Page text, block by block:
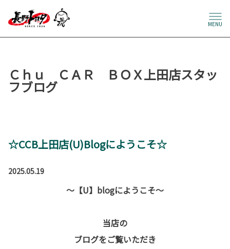
MENU
Ｃｈｕ ＣＡＲ ＢＯＸ上田店スタッ
フブログ
☆CCB上田店(U)Blogにようこそ☆
2025.05.19
～【U】blogにようこそ～
当店の
ブログをご覧いただき